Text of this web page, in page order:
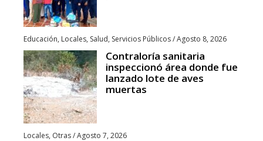
Educación, Locales, Salud, Servicios Públicos/Agosto 8, 2026
Contraloría sanitaria
inspeccionó área donde fue
lanzado lote de aves
muertas
Locales, Otras/Agosto 7, 2026